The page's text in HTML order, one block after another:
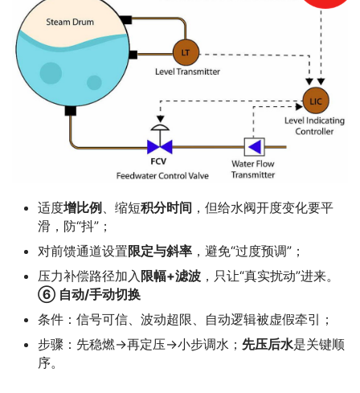
适度增比例 、缩短积分时间 ，但给水阀开度变化要平
滑，防“抖”；
对前馈通道设置限定与斜率 ，避免“过度预调”；
压力补偿路径加入 限幅+滤波 ，只让“真实扰动”进来。
⑥ 自动/手动切换
条件：信号可信、波动超限、自动逻辑被虚假牵引；
步骤：先稳燃→再定压→小步调水； 先压后水是关键顺
序。